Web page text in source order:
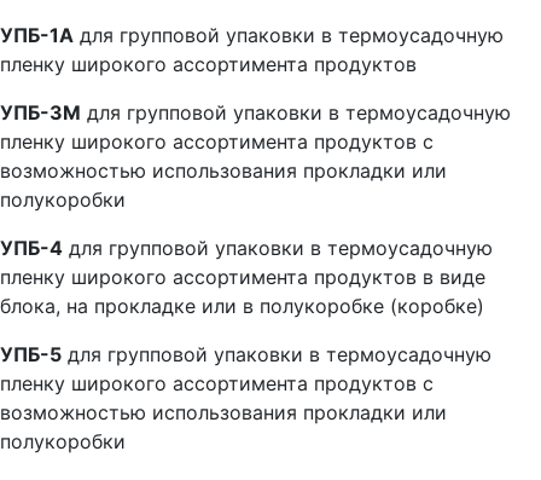
УПБ-1А для групповой упаковки в термоусадочную
пленку широкого ассортимента продуктов
УПБ-3М для групповой упаковки в термоусадочную
пленку широкого ассортимента продуктов с
возможностью использования прокладки или
полукоробки
УПБ-4 для групповой упаковки в термоусадочную
пленку широкого ассортимента продуктов в виде
блока, на прокладке или в полукоробке (коробке)
УПБ-5 для групповой упаковки в термоусадочную
пленку широкого ассортимента продуктов с
возможностью использования прокладки или
полукоробки